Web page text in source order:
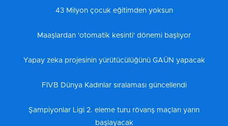
43 Milyon çocuk eğitimden yoksun
Maaşlardan 'otomatik kesinti' dönemi başlıyor
Yapay zeka projesinin yürütücülüğünü GAÜN yapacak
FIVB Dünya Kadınlar sıralaması güncellendi
Şampiyonlar Ligi 2. eleme turu rövanş maçları yarın
başlayacak